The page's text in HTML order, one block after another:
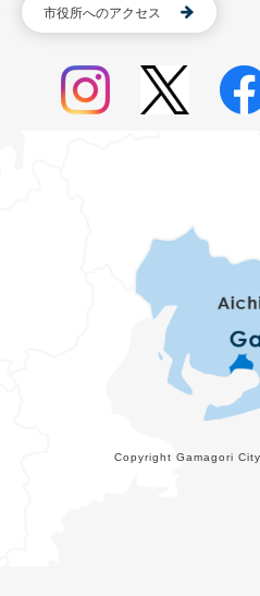
市役所へのアクセス
Copyright Gamagori